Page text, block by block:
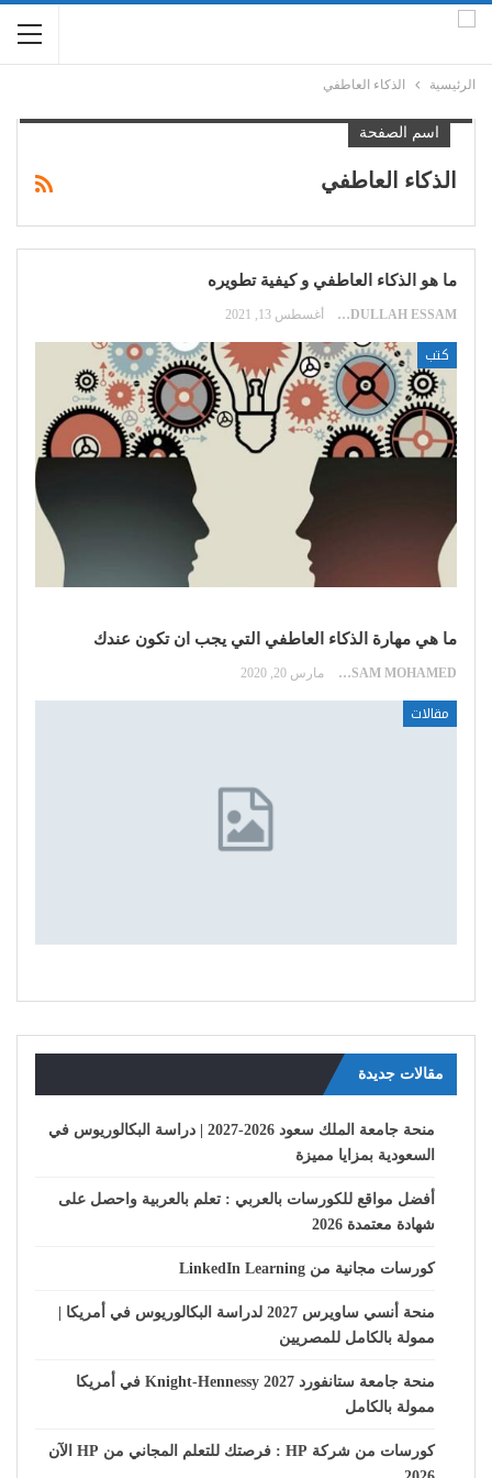
الرئيسية الذكاء العاطفي
اسم الصفحة
الذكاء العاطفي
ما هو الذكاء العاطفي و كيفية تطويره
ABDULLAH ESSAM أغسطس 13, 2021
كتب
ما هي مهارة الذكاء العاطفي التي يجب ان تكون عندك
HOSSAM MOHAMED مارس 20, 2020
مقالات
مقالات جديدة
منحة جامعة الملك سعود 2026-2027 | دراسة البكالوريوس في
السعودية بمزايا مميزة
أفضل مواقع للكورسات بالعربي : تعلم بالعربية واحصل على
شهادة معتمدة 2026
كورسات مجانية من LinkedIn Learning
منحة أنسي ساويرس 2027 لدراسة البكالوريوس في أمريكا |
ممولة بالكامل للمصريين
منحة جامعة ستانفورد Knight-Hennessy 2027 في أمريكا
ممولة بالكامل
كورسات من شركة HP : فرصتك للتعلم المجاني من HP الآن